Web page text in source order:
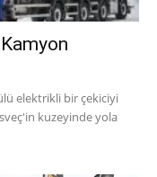
elektrikli bir çekiciyi
kuzeyinde yola